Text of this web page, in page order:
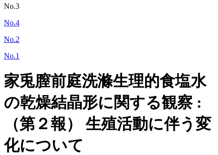
No.3
No.4
No.2
No.1
家兎膣前庭洗滌生理的食塩水
の乾燥結晶形に関する観察 :
（第２報） 生殖活動に伴う変
化について